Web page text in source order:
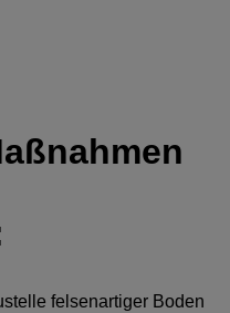
felsenartiger Boden